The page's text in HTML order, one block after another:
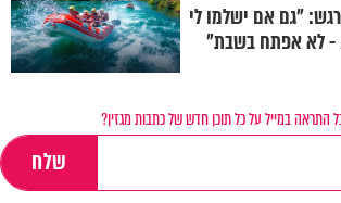
"גם אם ישלמו לי
- לא אפתח בשבת"
התראה במייל על כל תוכן חדש של כתבות מגזין?